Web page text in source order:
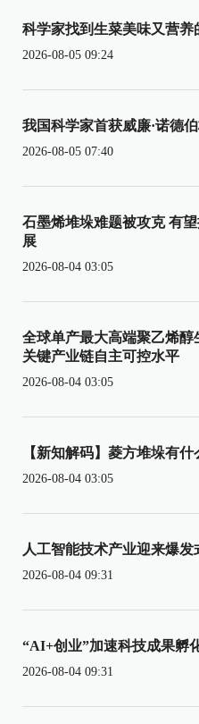
科学家找到生菜美味又营养
2026-08-05 09:24
我国科学家首获威廉·诺德
2026-08-05 07:40
石墨烯堆垛难题被攻克 有
展
2026-08-04 03:05
全球单产最大高端聚乙烯醇
关键产业链自主可控水平
2026-08-04 03:05
【新知解码】菱方堆垛有什
2026-08-04 03:05
人工智能技术产业迎来爆发
2026-08-04 09:31
“AI+创业”加速科技成果孵
2026-08-04 09:31